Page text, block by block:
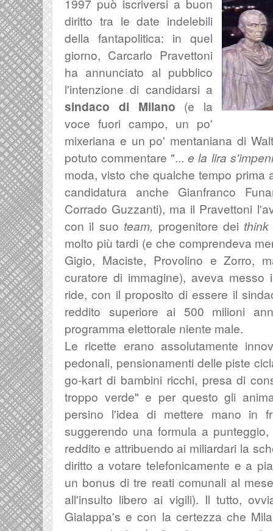
1997 può iscriversi a buon
diritto tra le date indelebili
della fantapolitica: in quel
giorno, Carcarlo Pravettoni
ha annunciato al pubblico
l'intenzione di candidarsi a
sindaco di Milano (e la
voce fuori campo, un po'
mixeriana e un po' mentaniana di
potuto commentare "...e la lira
moda, visto che qualche tempo prima
candidatura anche Gianfranco
Corrado Guzzanti), ma il Pravettoni
con il suo team, progenitore dei
molto più tardi (e che comprendeva
Gigio, Maciste, Provolino e Zorro,
curatore di immagine), aveva
ride, con il proposito di essere il
reddito superiore ai 500 milioni
programma elettorale niente male.
Le ricette erano assolutamente
pedonali, pensionamenti delle piste
go-kart di bambini ricchi, presa di
troppo verde" e per questo gli
persino l'idea di mettere mano in
suggerendo una formula a
reddito e attribuendo ai miliardari la
diritto a votare telefonicamente e a
un bonus di tre reati comunali al
all'insulto libero ai vigili). Il tutto,
Gialappa's e con la certezza che